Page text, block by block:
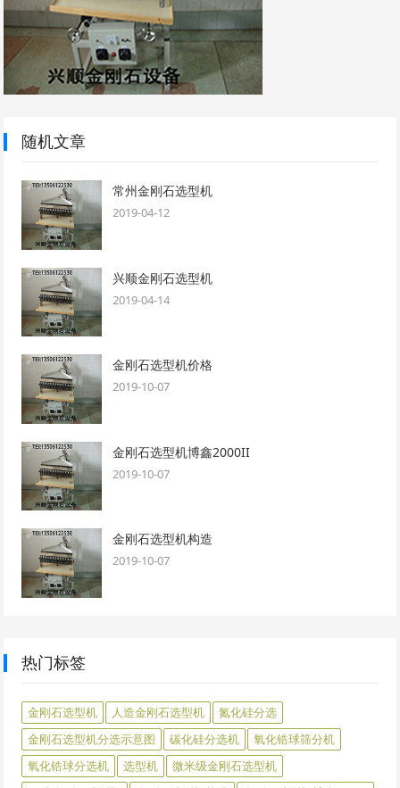
随机文章
常州金刚石选型机
2019-04-12
兴顺金刚石选型机
2019-04-14
金刚石选型机价格
2019-10-07
金刚石选型机博鑫2000II
2019-10-07
金刚石选型机构造
2019-10-07
热门标签
金刚石选型机 人造金刚石选型机
氮化硅分选
金刚石选型机分选示意图
碳化硅分选机
氧化锆球筛分机
氧化锆球分选机
选型机
微米级金刚石选型机